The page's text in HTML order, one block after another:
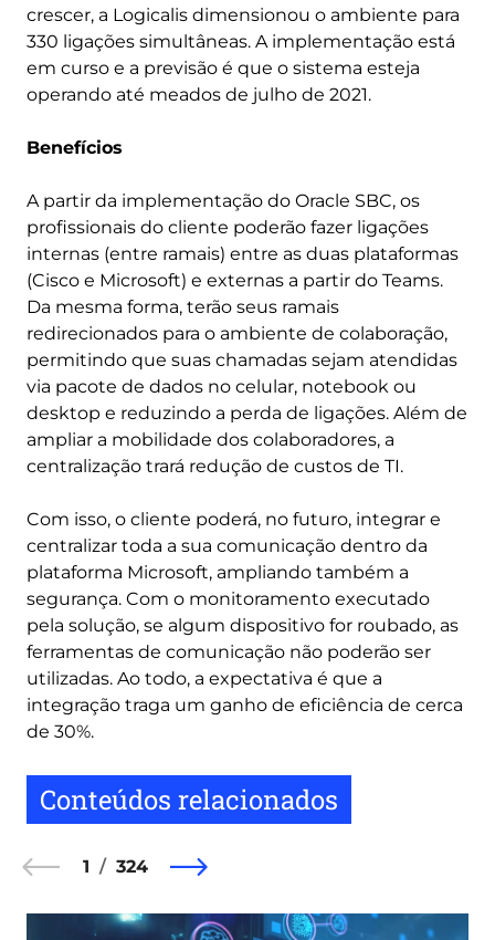
crescer, a Logicalis dimensionou o ambiente para
330 ligações simultâneas. A implementação está
em curso e a previsão é que o sistema esteja
operando até meados de julho de 2021.
Benefícios
A partir da implementação do Oracle SBC, os
profissionais do cliente poderão fazer ligações
internas (entre ramais) entre as duas plataformas
(Cisco e Microsoft) e externas a partir do Teams.
Da mesma forma, terão seus ramais
redirecionados para o ambiente de colaboração,
permitindo que suas chamadas sejam atendidas
via pacote de dados no celular, notebook ou
desktop e reduzindo a perda de ligações. Além de
ampliar a mobilidade dos colaboradores, a
centralização trará redução de custos de TI.
Com isso, o cliente poderá, no futuro, integrar e
centralizar toda a sua comunicação dentro da
plataforma Microsoft, ampliando também a
segurança. Com o monitoramento executado
pela solução, se algum dispositivo for roubado, as
ferramentas de comunicação não poderão ser
utilizadas. Ao todo, a expectativa é que a
integração traga um ganho de eficiência de cerca
de 30%.
Conteúdos relacionados
1 324